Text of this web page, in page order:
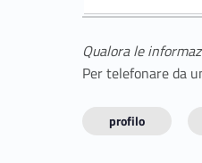
Qualora le
Per telefonare da
profilo